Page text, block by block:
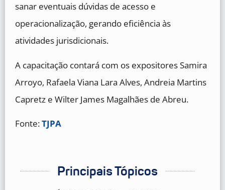
sanar eventuais dúvidas de acesso e
operacionalização, gerando eficiência às
atividades jurisdicionais.
A capacitação contará com os expositores Samira
Arroyo, Rafaela Viana Lara Alves, Andreia Martins
Capretz e Wilter James Magalhães de Abreu.
Fonte:TJPA
Principais Tópicos